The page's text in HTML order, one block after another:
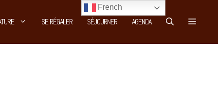
SE RÉGALER SÉJOURNER AGENDA
French